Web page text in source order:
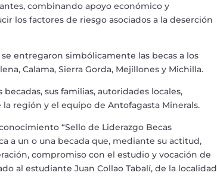
combinando apoyo económico y
los factores de riesgo asociados a la deserción
entregaron simbólicamente las becas a los
Calama, Sierra Gorda, Mejillones y Michilla.
sus familias, autoridades locales,
región y el equipo de Antofagasta Minerals.
“Sello de Liderazgo Becas
a un o una becada que, mediante su actitud,
compromiso con el estudio y vocación de
al estudiante Juan Collao Tabalí, de la localidad